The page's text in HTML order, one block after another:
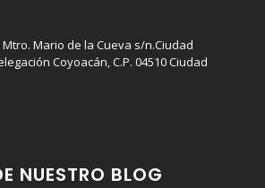
Mario de la Cueva s/n.Ciudad
Coyoacán, C.P. 04510 Ciudad
NUESTRO BLOG